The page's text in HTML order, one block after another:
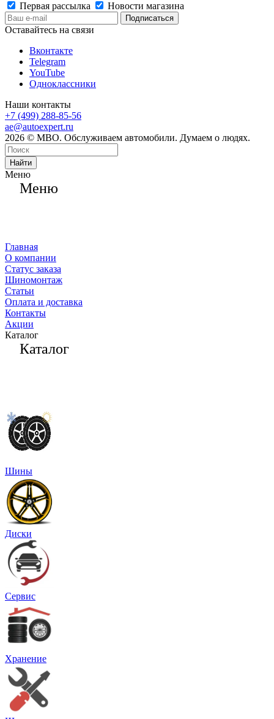
Первая рассылка
Новости магазина
Оставайтесь на связи
Вконтакте
Telegram
YouTube
Одноклассники
Наши контакты
+7 (499) 288-85-56
ae@autoexpert.ru
2026 © МВО. Обслуживаем автомобили. Думаем о людях.
Найти
Меню
Меню
Главная
О компании
Статус заказа
Шиномонтаж
Статьи
Оплата и доставка
Контакты
Акции
Каталог
Каталог
Шины
Диски
Сервис
Хранение